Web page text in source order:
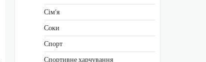
Сім’я
Соки
Спорт
Спортивне харчування